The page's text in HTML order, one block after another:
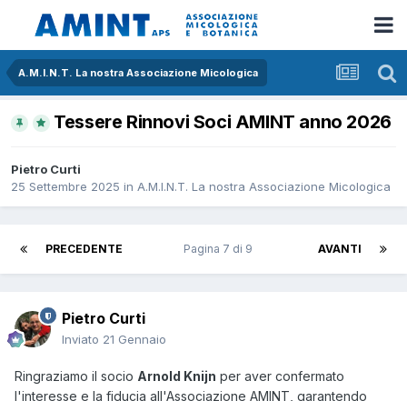
A.M.I.N.T. La nostra Associazione Micologica
Tessere Rinnovi Soci AMINT anno 2026
Pietro Curti
25 Settembre 2025 in A.M.I.N.T. La nostra Associazione Micologica
PRECEDENTE AVANTI
Pagina 7 di 9
Pietro Curti
Inviato 21 Gennaio
Ringraziamo il socio Arnold Knijn per aver confermato
l'interesse e la fiducia all'Associazione AMINT, garantendo